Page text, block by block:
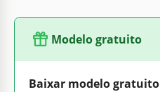
Modelo gratuito
Baixar modelo gratuito